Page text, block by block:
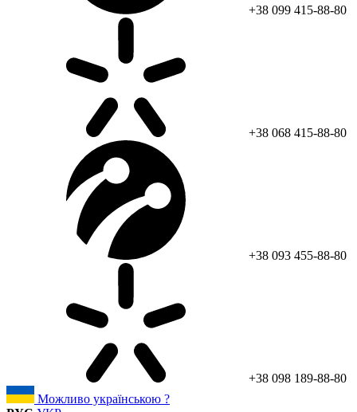
+38 099 415-88-80
+38 068 415-88-80
+38 093 455-88-80
+38 098 189-88-80
Можливо українською ?